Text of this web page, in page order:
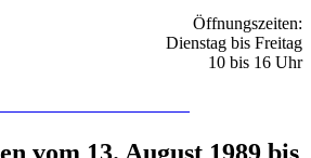
Öffnungszeiten:
Dienstag bis Freitag
10 bis 16 Uhr
vom 13. August 1989 bis